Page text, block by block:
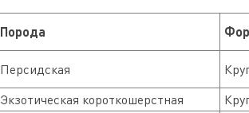
Порода
Персидская
Экзотическая короткошерстная